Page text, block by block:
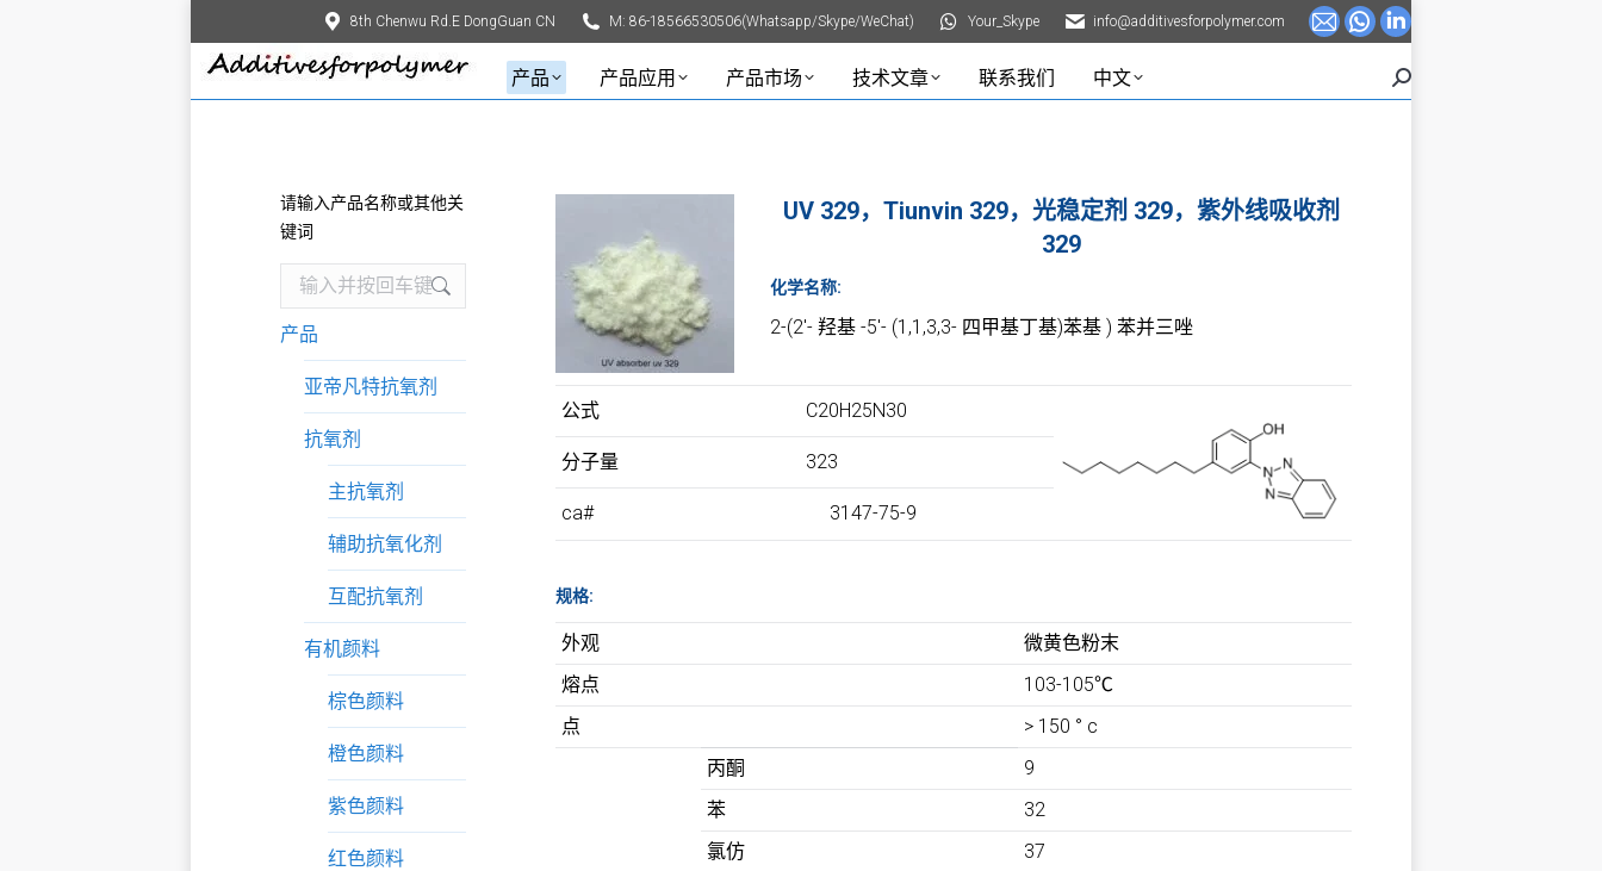
8th Chenwu Rd.E DongGuan CN M: 86-18566530506(Whatsapp/Skype/WeChat) Your_Skype info@additivesforpolymer.com
Mail
opens
Whatsapp
page
opens
Linkedin
page
opens
产品 产品应用 产品市场 技术文章 联系我们 中文 Search:
UV 329，Tiunvin 329，光稳定剂 329，紫外线吸收剂
329
化学名称:
2-(2′- 羟基 -5′- (1,1,3,3- 四甲基丁基)苯基 ) 苯并三唑
公式 C20H25N30
分子量 323
ca# 3147-75-9
规格:
外观
微黄色粉末
熔点
103-105℃
点
> 150 ° c
丙酮
9
苯
32
氯仿
37
请输入产品名称或其他关
键词
Search:
产品
亚帝凡特抗氧剂
抗氧剂
主抗氧剂
辅助抗氧化剂
互配抗氧剂
有机颜料
棕色颜料
橙色颜料
紫色颜料
红色颜料